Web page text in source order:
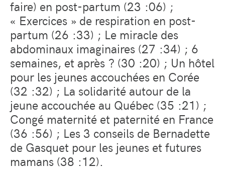
faire) en post-partum (23 :06) ;
« Exercices » de respiration en post-
partum (26 :33) ; Le miracle des
abdominaux imaginaires (27 :34) ; 6
semaines, et après ? (30 :20) ; Un hôtel
pour les jeunes accouchées en Corée
(32 :32) ; La solidarité autour de la
jeune accouchée au Québec (35 :21) ;
Congé maternité et paternité en France
(36 :56) ; Les 3 conseils de Bernadette
de Gasquet pour les jeunes et futures
mamans (38 :12).